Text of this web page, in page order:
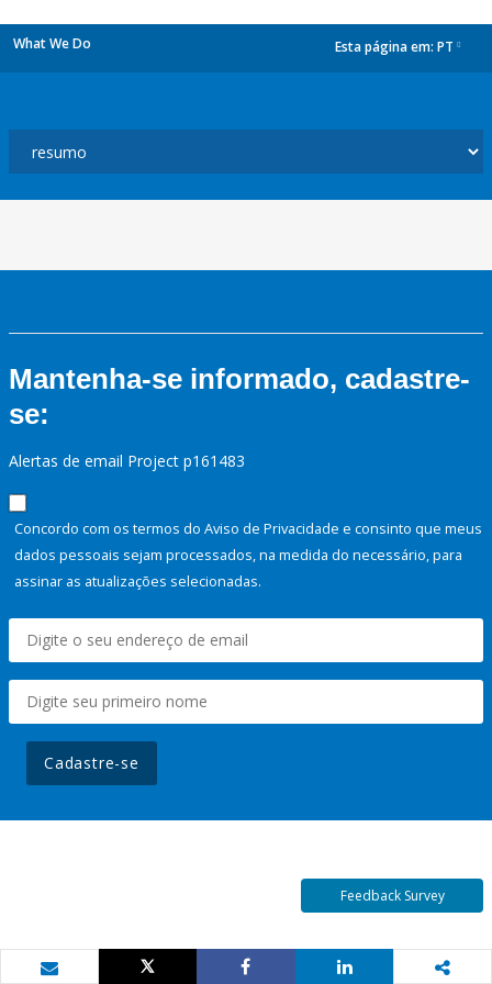
What We Do Esta página em: PT
Mantenha-se informado, cadastre-
se:
Alertas de email Project p161483
Concordo com os termos do Aviso de Privacidade e consinto que meus
dados pessoais sejam processados, na medida do necessário, para
assinar as atualizações selecionadas.
Cadastre-se
Feedback Survey